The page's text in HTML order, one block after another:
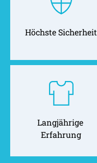
Höchste Sicherheit
Langjährige
Erfahrung